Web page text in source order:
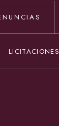
LICITACIONES